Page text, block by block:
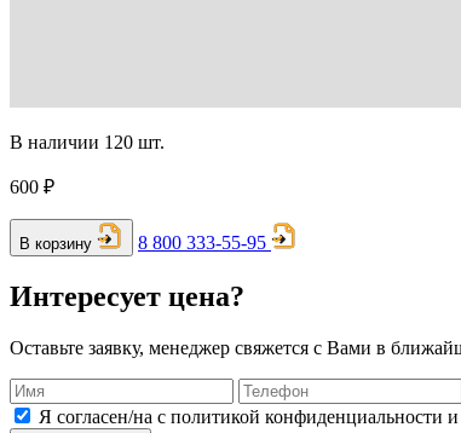
В наличии 120 шт.
600 ₽
В корзину 8 800 333-55-95
Интересует цена?
Оставьте заявку, менеджер свяжется с Вами в
Я согласен/на с политикой